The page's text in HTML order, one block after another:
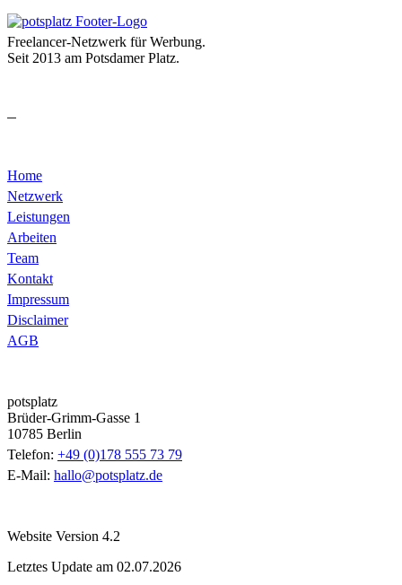
Freelancer-Netzwerk für Werbung.
Seit 2013 am Potsdamer Platz.
Home
Netzwerk
Leistungen
Arbeiten
Team
Kontakt
Impressum
Disclaimer
AGB
potsplatz
Brüder-Grimm-Gasse 1
10785 Berlin
Telefon: +49 (0)178 555 73 79
E-Mail: hallo@potsplatz.de
Website Version 4.2
Letztes Update am 02.07.2026